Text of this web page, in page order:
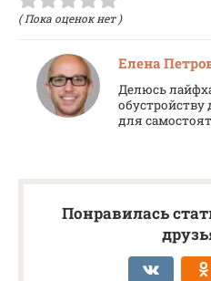
( Пока оценок нет )
Елена
Делюсь
для
Понравилась